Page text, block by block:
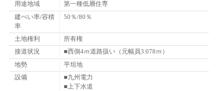
用途地域
第一種低層住専
建ぺい率/容積
率
50％/80％
土地権利
所有権
接道状況
■西側4ｍ道路扱い（元幅員3.078ｍ）
地勢
平坦地
設備
■九州電力
■上下水道